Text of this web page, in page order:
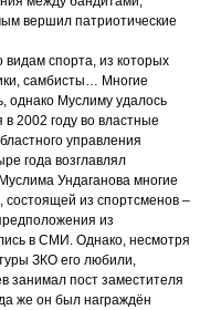
вершил патриотические
видам спорта, из которых
самбисты… Многие
однако Муслиму удалось
2002 году во властные
управления
года возглавлял
Ундаганова многие
из спортсменов –
из
в СМИ. Однако, несмотря
ЗКО его любили,
занимал пост заместителя
же он был награждён